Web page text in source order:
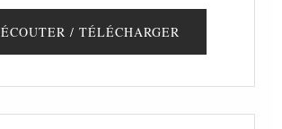
/ TÉLÉCHARGER